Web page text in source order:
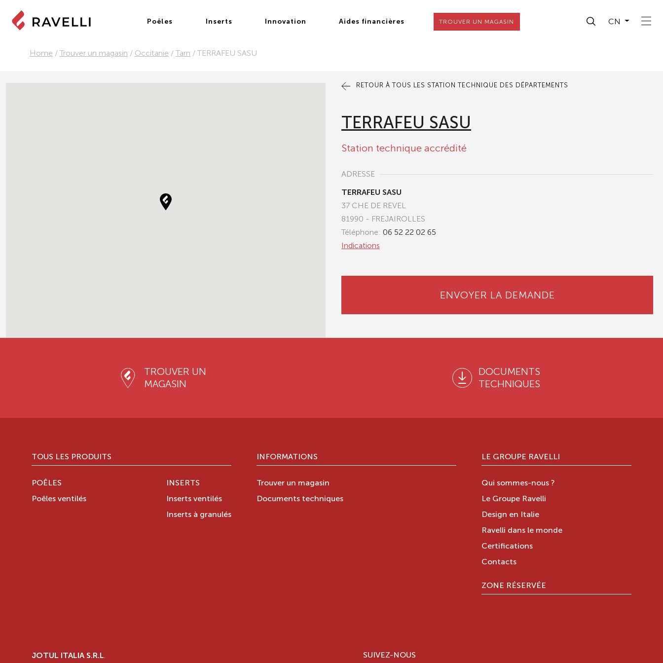
Poêles Inserts Innovation Aides financières TROUVER UN MAGASIN CN
Home / Trouver un magasin / Occitanie / Tarn / TERRAFEU SASU
RETOUR À TOUS LES STATION TECHNIQUE DES DÉPARTEMENTS
TERRAFEU SASU
Station technique accrédité
ADRESSE
TERRAFEU SASU
37 CHE DE REVEL
81990 - FREJAIROLLES
Téléphone: 06 52 22 02 65
Indications
ENVOYER LA DEMANDE
TROUVER UN
MAGASIN
DOCUMENTS
TECHNIQUES
TOUS LES PRODUITS
POÊLES
Poêles ventilés
INSERTS
Inserts ventilés
Inserts à granulés
INFORMATIONS
Trouver un magasin
Documents techniques
LE GROUPE RAVELLI
Qui sommes-nous ?
Le Groupe Ravelli
Design en Italie
Ravelli dans le monde
Certifications
Contacts
ZONE RÉSERVÉE
JOTUL ITALIA S.R.L. SUIVEZ-NOUS